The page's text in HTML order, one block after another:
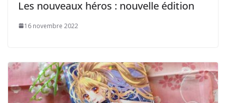
Les nouveaux héros : nouvelle édition
16 novembre 2022